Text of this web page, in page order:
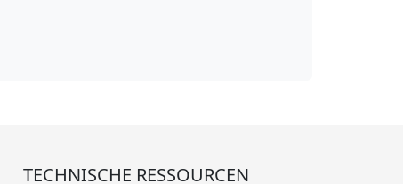
TECHNISCHE RESSOURCEN